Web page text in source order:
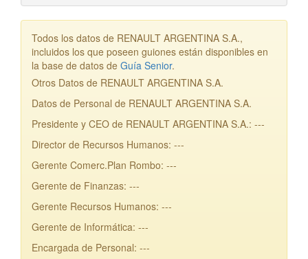
Todos los datos de RENAULT ARGENTINA S.A.,
incluidos los que poseen guiones están disponibles en
la base de datos de Guía Senior.
Otros Datos de RENAULT ARGENTINA S.A.
Datos de Personal de RENAULT ARGENTINA S.A.
Presidente y CEO de RENAULT ARGENTINA S.A.: ---
Director de Recursos Humanos: ---
Gerente Comerc.Plan Rombo: ---
Gerente de Finanzas: ---
Gerente Recursos Humanos: ---
Gerente de Informática: ---
Encargada de Personal: ---